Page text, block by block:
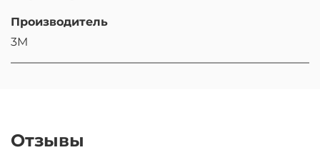
Производитель
3M
Отзывы